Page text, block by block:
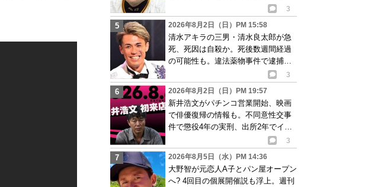
3
2026年8月2日（日）PM 15:58
清水アキラの三男・清水良太郎が急
死、死因は自殺か。死後数週間経過
の可能性も。違法薬物事件で逮捕、
3
2026年8月2日（日）PM 19:57
新井浩文がパチンコ営業開始、映画
で俳優復帰の情報も。不同意性交事
件で懲役4年の実刑、出所2年でイベ
3
2026年8月5日（水）PM 14:36
大野智が元恋人A子とパン屋オープン
へ? 4回目の個展開催説も浮上。週刊